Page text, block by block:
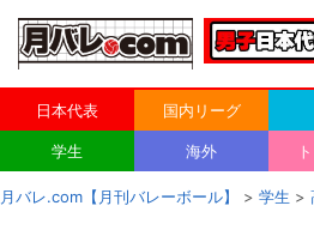
日本代表 国内リーグ
学生 海外
月バレ.com【月刊バレーボール】 > 学生 >